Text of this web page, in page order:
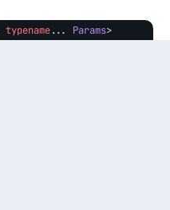
typename... Params>